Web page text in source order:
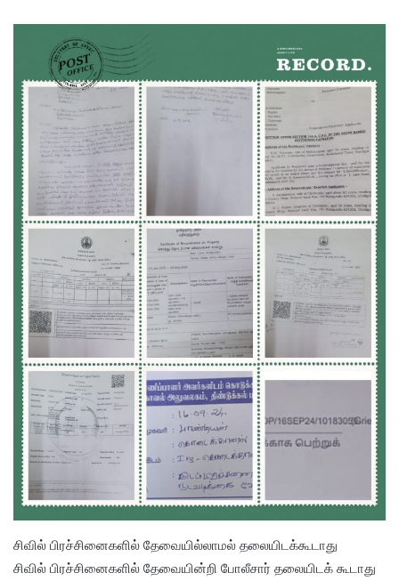
சிவில் பிரச்சினைகளில் தேவையில்லாமல் தலையிடக்கூடாது
சிவில் பிரச்சினைகளில் தேவையின்றி போலீசார் தலையிடக் கூடாது